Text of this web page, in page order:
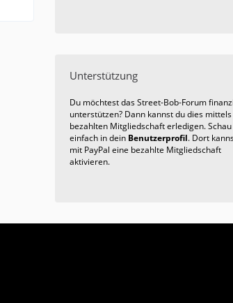
Unterstützung
Du möchtest das Street-Bob-Forum
unterstützen? Dann kannst du dies
bezahlten Mitgliedschaft erledigen.
einfach in dein Benutzerprofil. Dort
mit PayPal eine bezahlte Mitgliedschaft
aktivieren.